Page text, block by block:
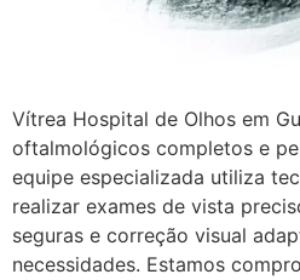
Vítrea Hospital de Olhos em
oftalmológicos completos e
equipe especializada utiliza
realizar exames de vista
seguras e correção visual
necessidades. Estamos